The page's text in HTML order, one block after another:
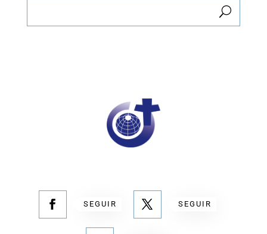
SEGUIR SEGUIR